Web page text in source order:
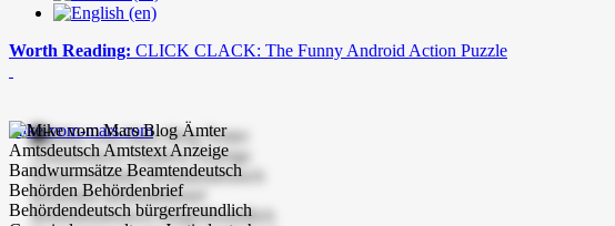
Worth Reading: CLICK CLACK: The Funny Android Action Puzzle
mike-vom-mars.com